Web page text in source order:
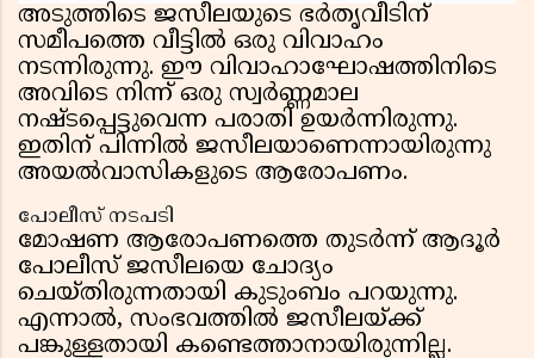
അടുത്തിടെ ജസീലയുടെ ഭർതൃവീടിന്
സമീപത്തെ വീട്ടിൽ ഒരു വിവാഹം
നടന്നിരുന്നു. ഈ വിവാഹാഘോഷത്തിനിടെ
അവിടെ നിന്ന് ഒരു സ്വർണ്ണമാല
നഷ്ടപ്പെട്ടുവെന്ന പരാതി ഉയർന്നിരുന്നു.
ഇതിന് പിന്നിൽ ജസീലയാണെന്നായിരുന്നു
അയൽവാസികളുടെ ആരോപണം.
പോലീസ് നടപടി
മോഷണ ആരോപണത്തെ തുടർന്ന് ആദൂർ
പോലീസ് ജസീലയെ ചോദ്യം
ചെയ്തിരുന്നതായി കുടുംബം പറയുന്നു.
എന്നാൽ, സംഭവത്തിൽ ജസീലയ്ക്ക്
പങ്കുള്ളതായി കണ്ടെത്താനായിരുന്നില്ല.